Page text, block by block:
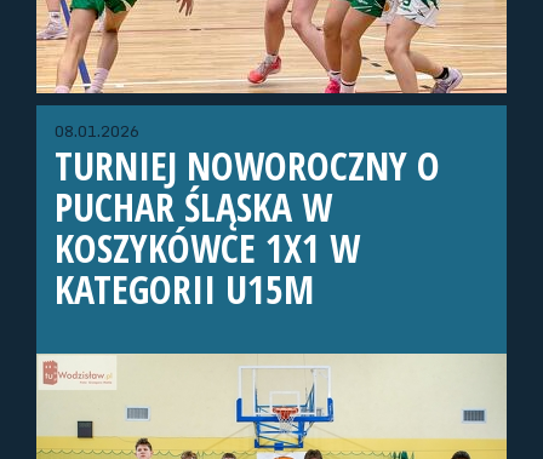
08.01.2026
TURNIEJ NOWOROCZNY O
PUCHAR ŚLĄSKA W
KOSZYKÓWCE 1X1 W
KATEGORII U15M